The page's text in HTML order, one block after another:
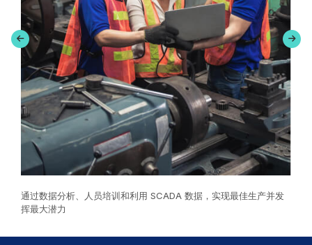
通过数据分析、人员培训和利用 SCADA 数据，实现最佳生产并发
挥最大潜力